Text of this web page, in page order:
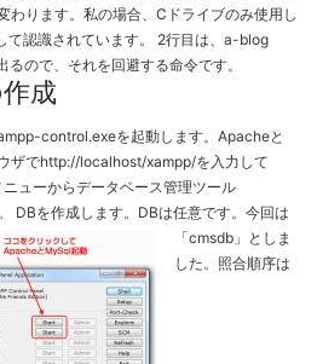
わります。私の場合、Cドライブのみ使用し
て認識されています。 2行目は、a-blog
ので、それを回避する命令です。
成
control.exeを起動します。Apacheと
ザでhttp://localhost/xampp/を入力して
ューからデータベース管理ツール
DBを作成します。DBは任意です。今回は
「cmsdb」としま
した。照合順序は